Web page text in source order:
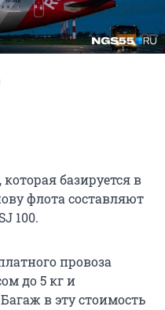
базируется в
флота составляют
100.
провоза
до 5 кг и
в эту стоимость